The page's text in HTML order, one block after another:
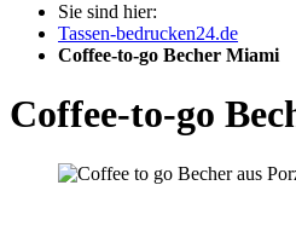
Sie sind hier:
Tassen-bedrucken24.de
Coffee-to-go Becher Miami
Coffee-to-go